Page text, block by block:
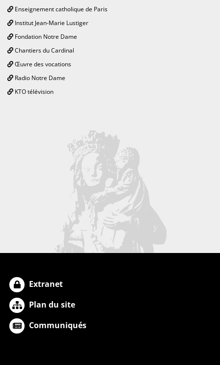
Enseignement catholique de Paris
Institut Jean-Marie Lustiger
Fondation Notre Dame
Chantiers du Cardinal
Œuvre des vocations
Radio Notre Dame
KTO télévision
Extranet
Plan du site
Communiqués